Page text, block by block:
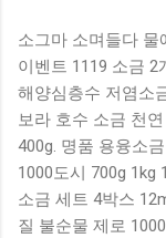
많을 수 밖에 없습
꼼꼼히 비교해서 구
가상품 보러가기 추
태블릿 거치형 저소
랙 유니콘 멀티페어
소그마 소며들다 물
이벤트 1119 소금 2
해양심층수 저염소
보라 호수 소금 천
400g. 명품 용융소
1000도시 700g 1kg
소금 세트 4박스
질 불순물 제로